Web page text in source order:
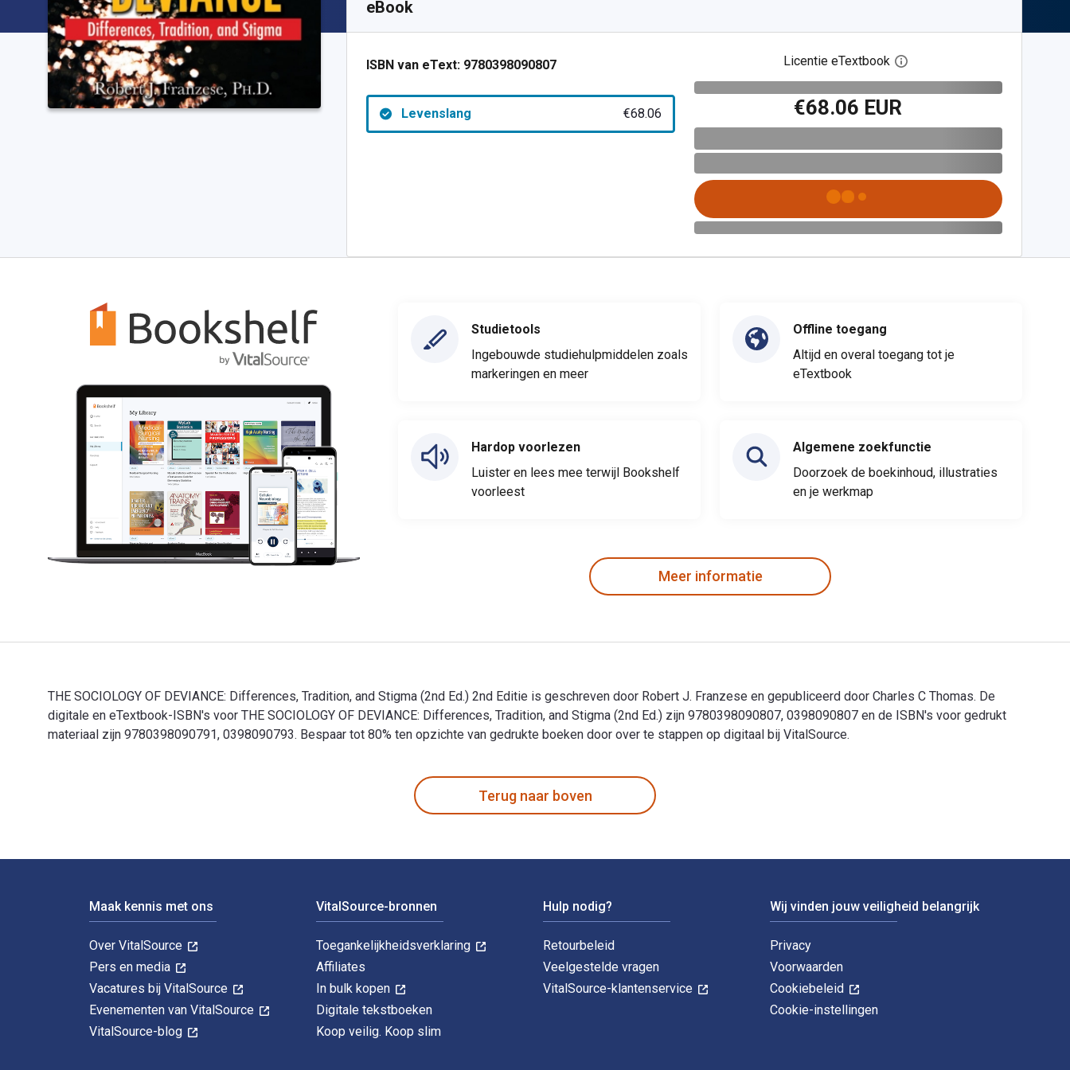
eBook
ISBN van eText: 9780398090807
Levenslang €68.06
Licentie eTextbook Open het dialoogvenster
€68.06 EUR
Studietools
Ingebouwde studiehulpmiddelen zoals
markeringen en meer
Hardop voorlezen
Luister en lees mee terwijl Bookshelf
voorleest
Offline toegang
Altijd en overal toegang tot je
eTextbook
Algemene zoekfunctie
Doorzoek de boekinhoud, illustraties
en je werkmap
Meer informatie
THE SOCIOLOGY OF DEVIANCE: Differences, Tradition, and Stigma (2nd Ed.) 2nd Editie is geschreven door Robert J. Franzese en gepubliceerd door Charles C Thomas. De
digitale en eTextbook-ISBN's voor THE SOCIOLOGY OF DEVIANCE: Differences, Tradition, and Stigma (2nd Ed.) zijn 9780398090807, 0398090807 en de ISBN's voor gedrukt
materiaal zijn 9780398090791, 0398090793. Bespaar tot 80% ten opzichte van gedrukte boeken door over te stappen op digitaal bij VitalSource.
Terug naar boven
Maak kennis met ons
Over VitalSource
Pers en media
Vacatures bij VitalSource
Evenementen van VitalSource
VitalSource-blog
VitalSource-bronnen
Toegankelijkheidsverklaring
Affiliates
In bulk kopen
Digitale tekstboeken
Koop veilig. Koop slim
Hulp nodig?
Retourbeleid
Veelgestelde vragen
VitalSource-klantenservice
Wij vinden jouw veiligheid belangrijk
Privacy
Voorwaarden
Cookiebeleid
Cookie-instellingen